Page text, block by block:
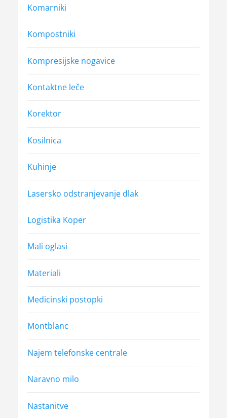
Komarniki
Kompostniki
Kompresijske nogavice
Kontaktne leče
Korektor
Kosilnica
Kuhinje
Lasersko odstranjevanje dlak
Logistika Koper
Mali oglasi
Materiali
Medicinski postopki
Montblanc
Najem telefonske centrale
Naravno milo
Nastanitve